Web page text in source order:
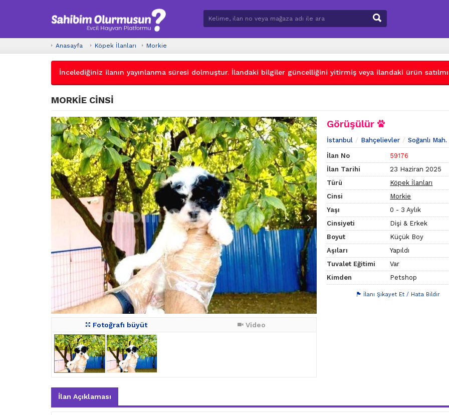
Anasayfa Köpek İlanları Morkie
İncelediğiniz ilanın yayınlanma süresi dolmuştur. İlandaki bilgiler güncelliğini yitirmiş veya ilandaki ürün
MORKİE CİNSİ
Fotoğrafı büyüt Video
Görüşülür
İstanbul Bahçelievler Soğanlı Mah.
İlan No
59176
İlan Tarihi
23 Haziran 2025
Türü
Köpek İlanları
Cinsi
Morkie
Yaşı
0 - 3 Aylık
Cinsiyeti
Dişi & Erkek
Boyut
Küçük Boy
Aşıları
Yapıldı
Tuvalet Eğitimi
Var
Kimden
Petshop
İlanı Şikayet Et / Hata Bildir
İlan Açıklaması